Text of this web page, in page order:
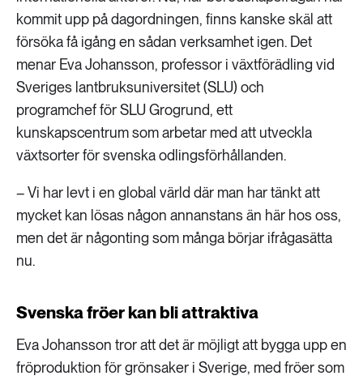
kommit upp på dagordningen, finns kanske skäl att
försöka få igång en sådan verksamhet igen. Det
menar Eva Johansson, professor i växtförädling vid
Sveriges lantbruksuniversitet (SLU) och
programchef för SLU Grogrund, ett
kunskapscentrum som arbetar med att utveckla
växtsorter för svenska odlingsförhållanden.
– Vi har levt i en global värld där man har tänkt att
mycket kan lösas någon annanstans än här hos oss,
men det är någonting som många börjar ifrågasätta
nu.
Svenska fröer kan bli attraktiva
Eva Johansson tror att det är möjligt att bygga upp en
fröproduktion för grönsaker i Sverige, med fröer som